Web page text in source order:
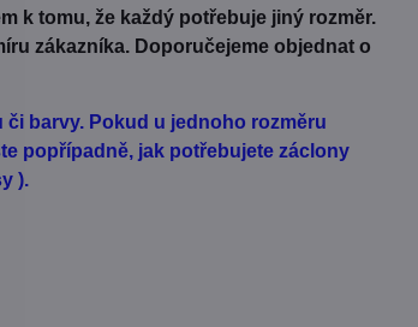
k tomu, že každý potřebuje jiný rozměr.
zákazníka. Doporučejeme objednat o
či barvy. Pokud u jednoho rozměru
popřípadně, jak potřebujete záclony
).